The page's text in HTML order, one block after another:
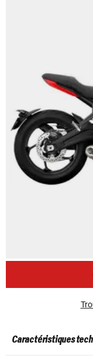
Caractéristiques